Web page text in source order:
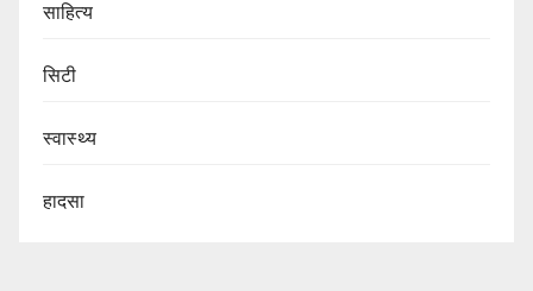
साहित्य
सिटी
स्वास्थ्य
हादसा